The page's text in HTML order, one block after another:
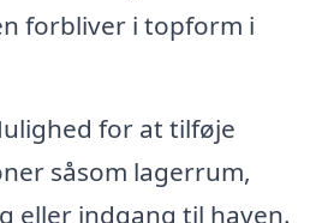
forbliver i topform i
for at tilføje
såsom lagerrum,
eller indgang til haven.